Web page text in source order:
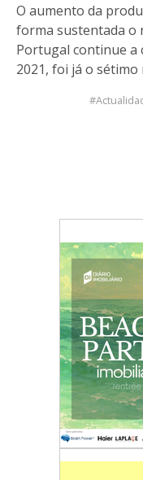
O aumento da
forma sustentada o
Portugal continue a
2021, foi já o sétimo